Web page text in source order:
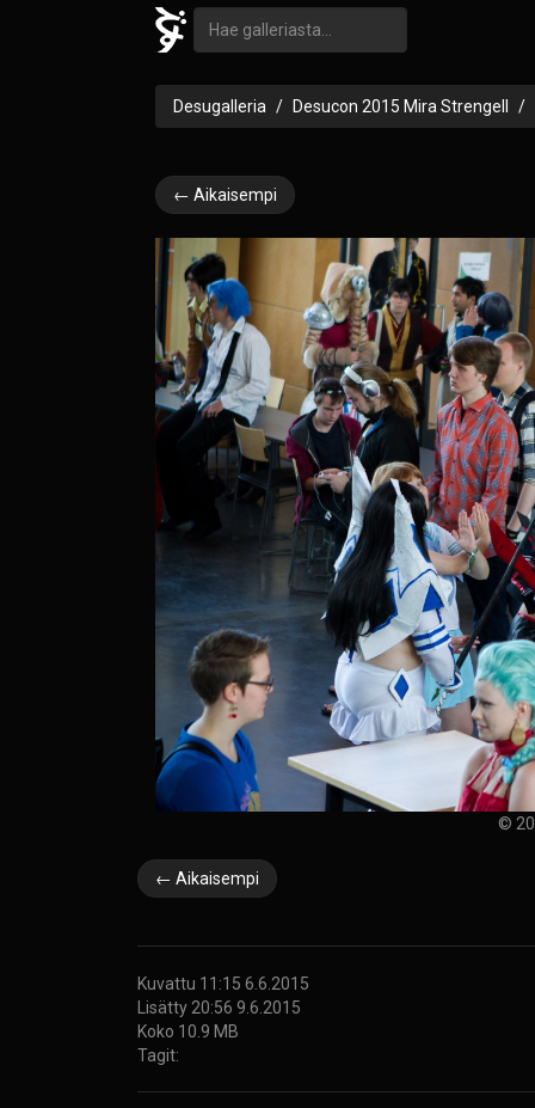
Desugalleria Desucon 2015 Mira Strengell
← Aikaisempi
©
← Aikaisempi
Kuvattu 11:15 6.6.2015
Lisätty 20:56 9.6.2015
Koko 10.9 MB
Tagit: